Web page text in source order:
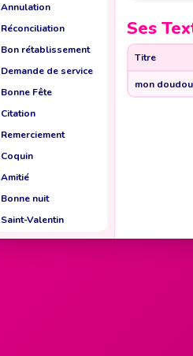
Annulation
Réconciliation
Bon rétablissement
Demande de service
Bonne Fête
Citation
Remerciement
Coquin
Amitié
Bonne nuit
Saint-Valentin
Ses
Titre
mon doudou